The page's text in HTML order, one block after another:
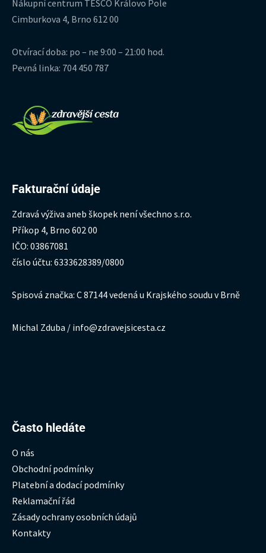
Nákupní centrum TESCO Královo Pole
Cimburkova 4, Brno 612 00
Otvírací doba: po – ne 9:00 – 21:00 hod.
Pevná linka: 704 450 787
Fakturační údaje
Zdravá výživa aneb škopek není všechno s.r.o.
Příkop 4, Brno 602 00
IČO: 03867081
číslo účtu: 6333628389/0800
Spisová značka: C 87144 vedená u Krajského soudu v Brně
Michal Zduba / info@zdravejsicesta.cz
Často hledáte
O nás
Obchodní podmínky
Platební a dodací podmínky
Reklamační řád
Zásady ochrany osobních údajů
Kontakty
Hledat: